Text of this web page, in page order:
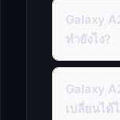
Galaxy
ทำยังไง?
Galaxy
เปลี่ยนได้